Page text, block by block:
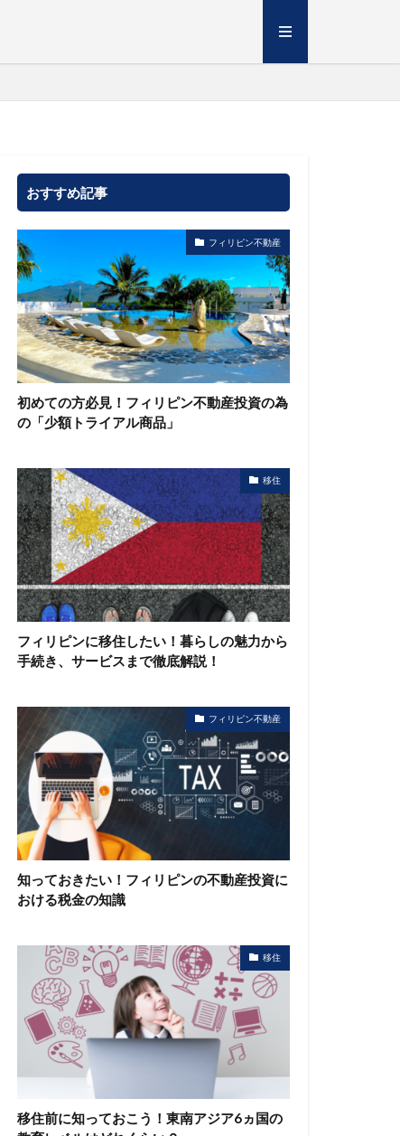
おすすめ記事
フィリピン不動産
初めての方必見！フィリピン不動産投資の為
の「少額トライアル商品」
移住
フィリピンに移住したい！暮らしの魅力から
手続き、サービスまで徹底解説！
フィリピン不動産
知っておきたい！フィリピンの不動産投資に
おける税金の知識
移住
移住前に知っておこう！東南アジア6ヵ国の